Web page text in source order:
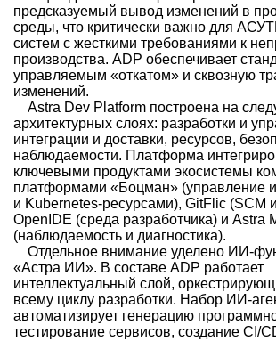
предсказуемый вывод изменений в
среды, что критически важно для
систем с жесткими требованиями к
производства. ADP обеспечивает
управляемым «откатом» и сквозную
изменений.
Astra Dev Platform построена на
архитектурных слоях: разработки и
интеграции и доставки, ресурсов,
наблюдаемости. Платформа
ключевыми продуктами экосистемы
платформами «Боцман» (управление
и Kubernetes-ресурсами), GitFlic (SCM
OpenIDE (среда разработчика) и Astra
(наблюдаемость и диагностика).
Отдельное внимание уделено ИИ-
«Астра ИИ». В составе ADP работает
интеллектуальный слой,
всему циклу разработки. Набор ИИ-
автоматизирует генерацию
тестирование сервисов, создание CI/